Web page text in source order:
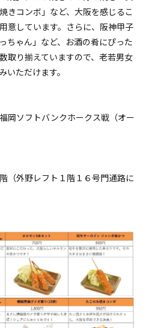
きコンボ」など、大阪を感じるこ
意しています。さらに、阪神甲子
ちゃん」など、お酒の肴にぴった
取り揃えていますので、老若男女
いただけます。
岡ソフトバンクホークス戦（オー
（外野レフト１階１６号門通路に